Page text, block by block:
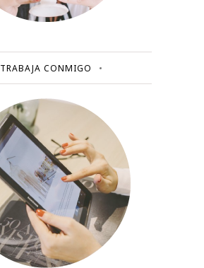
TRABAJA CONMIGO